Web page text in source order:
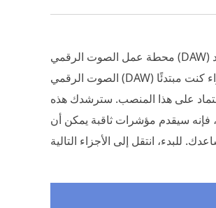
محطة عمل الصوت الرقمي (DAW) هي برنامج قادر على تسجيل الصوت وتحريره وإنتاجه. تعد Ableton إحدى محطات عمل
الصوت الرقمي (DAW) المفضلة للعديد من المنتجين وكتاب الأغاني. يحتوي على واجهة نظيفة يمكنها التنقل سواء كنت مبتدئًا
على هذا المنصب. سترشدك هذه
فإنه سيقدم مؤشرات ثاقبة يمكن أن